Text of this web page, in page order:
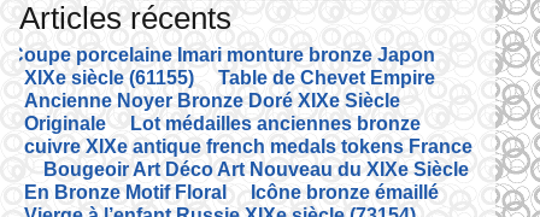
Articles récents
Coupe porcelaine Imari monture bronze Japon
XIXe siècle (61155)
Table de Chevet Empire
Ancienne Noyer Bronze Doré XIXe Siècle
Originale
Lot médailles anciennes bronze
cuivre XIXe antique french medals tokens France
Bougeoir Art Déco Art Nouveau du XIXe Siècle
En Bronze Motif Floral
Icône bronze émaillé